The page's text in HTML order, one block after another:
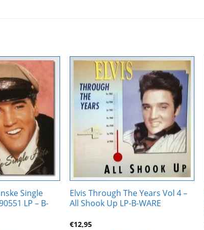
Zur
Wunschliste
hinzufügen
Single
LP – B-
Zur
Wunschliste
hinzufügen
Elvis Through The Years Vol 4 –
All Shook Up LP-B-WARE
€12,95